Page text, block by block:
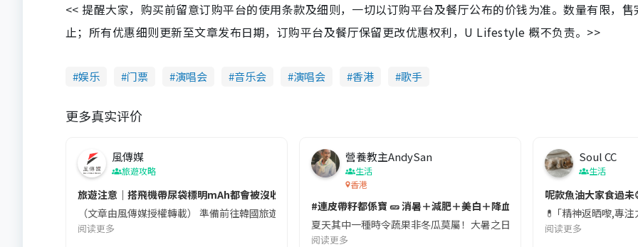
<< 提醒大家，购买前留意订购平台的使用条款及细则，一切以订购平台及餐厅公布的价钱为准。数量有限，售
止；所有优惠细则更新至文章发布日期，订购平台及餐厅保留更改优惠权利，U Lifestyle 概不负责。>>
娱乐 门票 演唱会 音乐会 演唱会 香港 歌手
更多真实评价
風傳媒
旅遊攻略
旅遊注意｜搭飛機帶尿袋標明mAh都會被沒收😱出發前切記檢查「1標示」🚨
（文章由風傳媒授權轉載） 準備前往韓國旅遊的民眾，近期要特別留意隨身行李中的行動電源。一名旅客日前在機場安檢
阅读更多
營養教主AndySan
生活
香港
#連皮帶籽都係寶 🥒 消暑＋減肥＋美白＋降血脂
夏天其中一種時令蔬果非冬瓜莫屬！大暑之日，點都要飲碗冬瓜湯消暑
阅读更多
Soul CC
生活
呢款魚油大家食過未
💊 ｢精神返晒嚟,專
阅读更多